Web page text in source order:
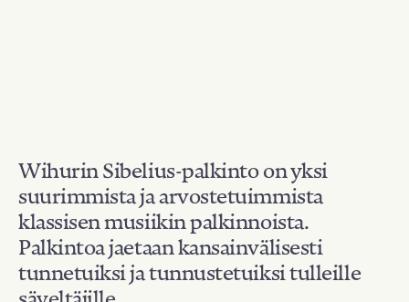
Wihurin Sibelius-palkinto on yksi
suurimmista ja arvostetuimmista
klassisen musiikin palkinnoista.
Palkintoa jaetaan kansainvälisesti
tunnetuiksi ja tunnustetuiksi tulleille
säveltäjille.